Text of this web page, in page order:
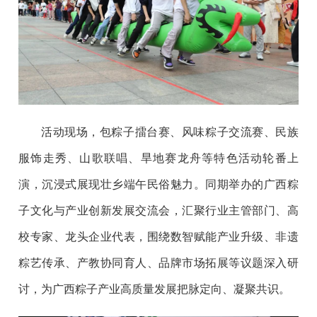
活动现场，包粽子擂台赛、风味粽子交流赛、民族
服饰走秀、山歌联唱、旱地赛龙舟等特色活动轮番上
演，沉浸式展现壮乡端午民俗魅力。同期举办的广西粽
子文化与产业创新发展交流会，汇聚行业主管部门、高
校专家、龙头企业代表，围绕数智赋能产业升级、非遗
粽艺传承、产教协同育人、品牌市场拓展等议题深入研
讨，为广西粽子产业高质量发展把脉定向、凝聚共识。